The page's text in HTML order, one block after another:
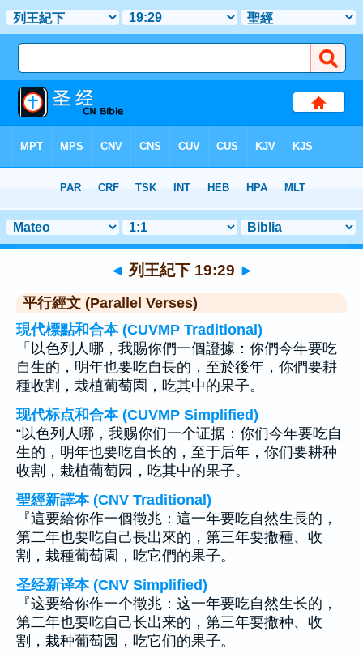
章 19> 聖經金句 29
◄ 列王紀下 19:29 ►
平行經文 (Parallel Verses)
現代標點和合本 (CUVMP Traditional)
「以色列人哪，我賜你們一個證據：你們今年要吃
自生的，明年也要吃自長的，至於後年，你們要耕
種收割，栽植葡萄園，吃其中的果子。
现代标点和合本 (CUVMP Simplified)
“以色列人哪，我赐你们一个证据：你们今年要吃自
生的，明年也要吃自长的，至于后年，你们要耕种
收割，栽植葡萄园，吃其中的果子。
聖經新譯本 (CNV Traditional)
『這要給你作一個徵兆：這一年要吃自然生長的，
第二年也要吃自己長出來的，第三年要撒種、收
割，栽種葡萄園，吃它們的果子。
圣经新译本 (CNV Simplified)
『这要给你作一个徵兆：这一年要吃自然生长的，
第二年也要吃自己长出来的，第三年要撒种、收
割，栽种葡萄园，吃它们的果子。